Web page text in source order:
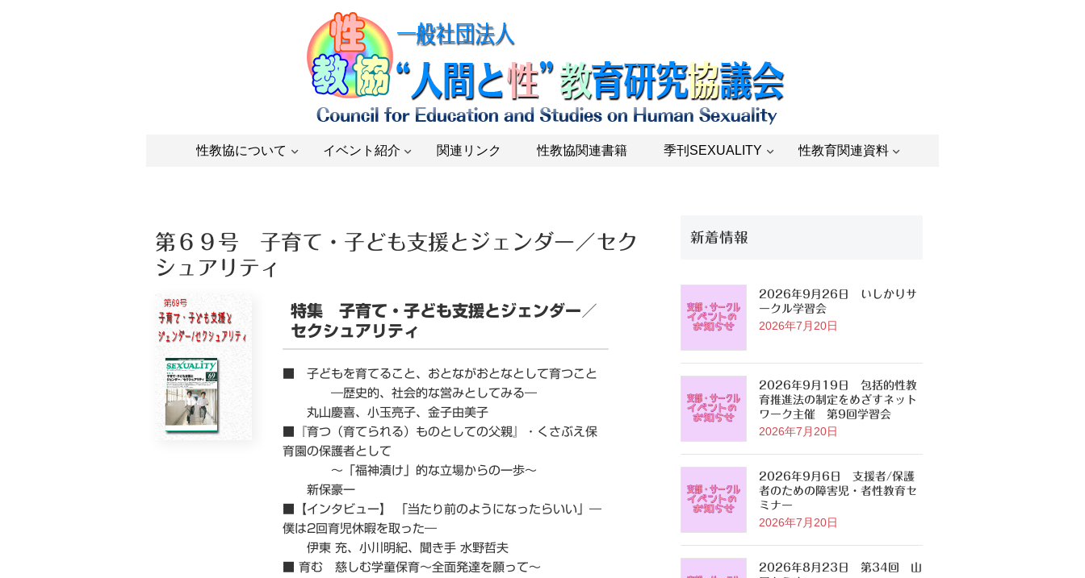
性教協について イベント紹介 関連リンク 性教協関連書籍 季刊SEXUALITY 性教育関連資料
第６９号 子育て・子ども支援とジェンダー／セク
シュアリティ
特集子育て・子ども支援とジェンダー／
セクシュアリティ
■ 子どもを育てること、おとながおとなとして育つこと
―歴史的、社会的な営みとしてみる―
丸山慶喜、小玉亮子、金子由美子
■『育つ（育てられる）ものとしての父親』・くさぶえ保
育園の保護者として
～「福神漬け」的な立場からの一歩～
新保豪一
■【インタビュー】 「当たり前のようになったらいい」―
僕は2回育児休暇を取った―
伊東 充、小川明紀、聞き手 水野哲夫
■ 育む 慈しむ学童保育～全面発達を願って～
新着情報
2026年9月26日 いしかりサ
ークル学習会
2026年7月20日
2026年9月19日 包括的性教
育推進法の制定をめざすネット
ワーク主催 第9回学習会
2026年7月20日
2026年9月6日 支援者/保護
者のための障害児・者性教育セ
ミナー
2026年7月20日
2026年8月23日 第34回 山